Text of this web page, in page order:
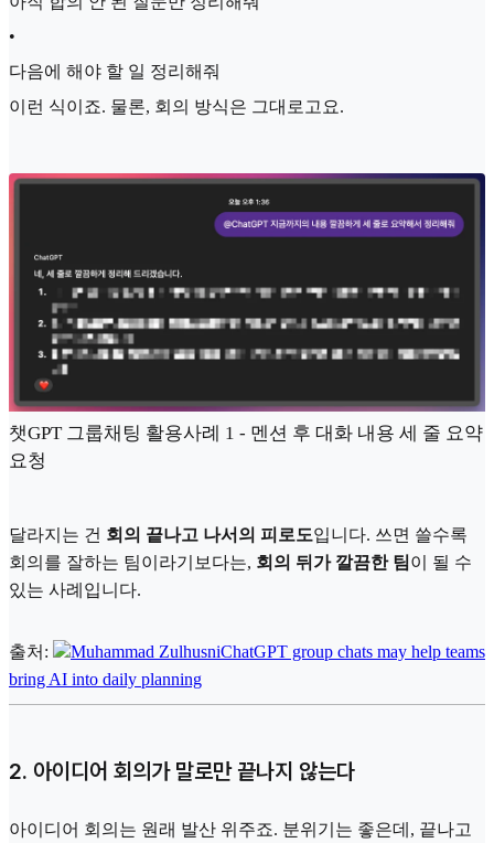
•
다음에 해야 할 일 정리해줘
이런 식이죠. 물론, 회의 방식은 그대로고요.
챗GPT 그룹채팅 활용사례 1 - 멘션 후 대화 내용 세 줄 요약
요청
달라지는 건 회의 끝나고 나서의 피로도입니다. 쓰면 쓸수록
회의를 잘하는 팀이라기보다는, 회의 뒤가 깔끔한 팀이 될 수
있는 사례입니다.
출처: Muhammad ZulhusniChatGPT group chats may help teams
bring AI into daily planning
2. 아이디어 회의가 말로만 끝나지 않는다
아이디어 회의는 원래 발산 위주죠. 분위기는 좋은데, 끝나고